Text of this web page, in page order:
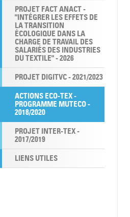
PROJET FACT ANACT -
"INTÉGRER LES EFFETS DE
LA TRANSITION
ÉCOLOGIQUE DANS LA
CHARGE DE TRAVAIL DES
SALARIÉS DES INDUSTRIES
DU TEXTILE" - 2026
PROJET DIGITVC - 2021/2023
ACTIONS ECO-TEX -
PROGRAMME MUTECO -
2018/2020
PROJET INTER-TEX -
2017/2019
LIENS UTILES